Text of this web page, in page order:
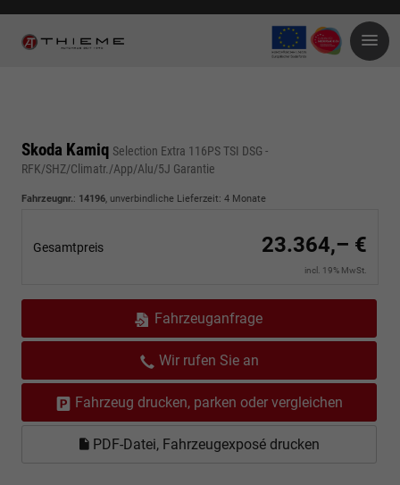
Skoda Kamiq Selection Extra 116PS TSI DSG -
RFK/SHZ/Climatr./App/Alu/5J Garantie
Fahrzeugnr.: 14196, unverbindliche Lieferzeit: 4 Monate
Gesamtpreis 23.364,– €
incl. 19% MwSt.
Fahrzeuganfrage
Wir rufen Sie an
Fahrzeug drucken, parken oder vergleichen
PDF-Datei, Fahrzeugexposé drucken